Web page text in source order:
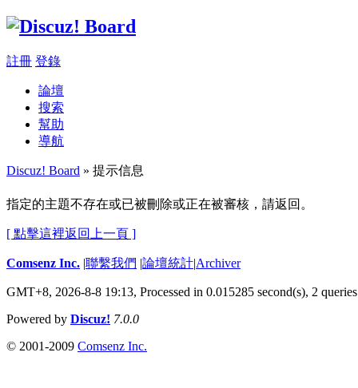
註冊 登錄
論壇
搜索
幫助
導航
Discuz! Board » 提示信息
指定的主題不存在或已被刪除或正在被審核，請返回。
[ 點擊這裡返回上一頁 ]
Comsenz Inc. |聯繫我們 |論壇統計|Archiver
GMT+8, 2026-8-8 19:13, Processed in 0.015285 second(s), 2 queries
Powered by Discuz! 7.0.0
© 2001-2009 Comsenz Inc.